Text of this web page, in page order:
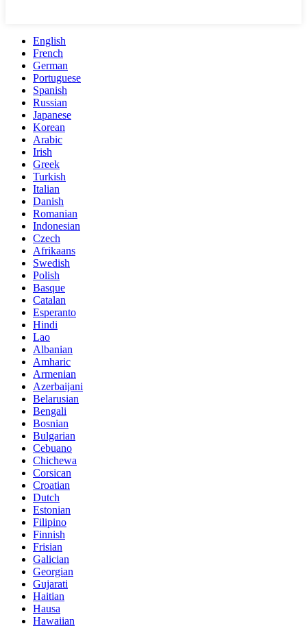
English
French
German
Portuguese
Spanish
Russian
Japanese
Korean
Arabic
Irish
Greek
Turkish
Italian
Danish
Romanian
Indonesian
Czech
Afrikaans
Swedish
Polish
Basque
Catalan
Esperanto
Hindi
Lao
Albanian
Amharic
Armenian
Azerbaijani
Belarusian
Bengali
Bosnian
Bulgarian
Cebuano
Chichewa
Corsican
Croatian
Dutch
Estonian
Filipino
Finnish
Frisian
Galician
Georgian
Gujarati
Haitian
Hausa
Hawaiian